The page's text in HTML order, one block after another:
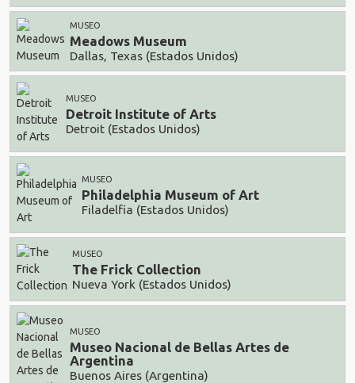
MUSEO
Meadows Museum
Dallas, Texas (Estados Unidos)
MUSEO
Detroit Institute of Arts
Detroit (Estados Unidos)
MUSEO
Philadelphia Museum of Art
Filadelfia (Estados Unidos)
MUSEO
The Frick Collection
Nueva York (Estados Unidos)
MUSEO
Museo Nacional de Bellas Artes de
Argentina
Buenos Aires (Argentina)